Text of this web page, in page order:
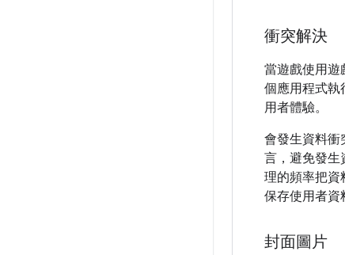
衝突解決
當遊戲使用遊
個應用程式執
用者體驗。
會發生資料衝
言，避免發生
理的頻率把資
保存使用者資
封面圖片